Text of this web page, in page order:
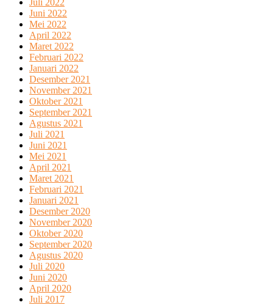
Juni 2022
Mei 2022
April 2022
Maret 2022
Februari 2022
Januari 2022
Desember 2021
November 2021
Oktober 2021
September 2021
Agustus 2021
Juli 2021
Juni 2021
Mei 2021
April 2021
Maret 2021
Februari 2021
Januari 2021
Desember 2020
November 2020
Oktober 2020
September 2020
Agustus 2020
Juli 2020
Juni 2020
April 2020
Juli 2017